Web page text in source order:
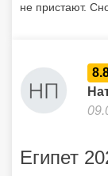
не пристают.
Египет